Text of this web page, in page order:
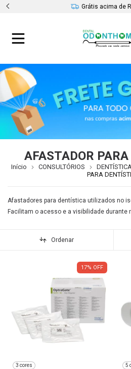
Grátis acima de
AFASTADOR
Início CONSULTÓRIOS
PARA
Afastadores para dentística utilizados no
Facilitam o acesso e a visibilidade durante
Ordenar
17% OFF
3 cores 5